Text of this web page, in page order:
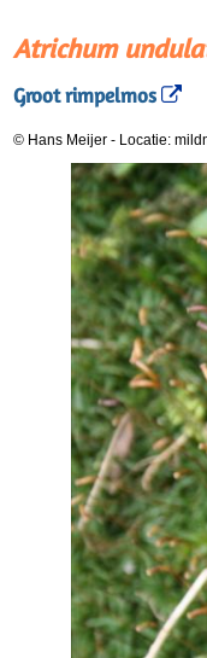
Atrichum
Groot rimpelmos
© Hans Meijer - Locatie: